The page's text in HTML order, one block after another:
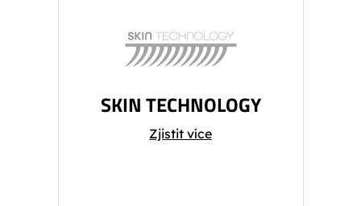
SKIN TECHNOLOGY
Zjistit více